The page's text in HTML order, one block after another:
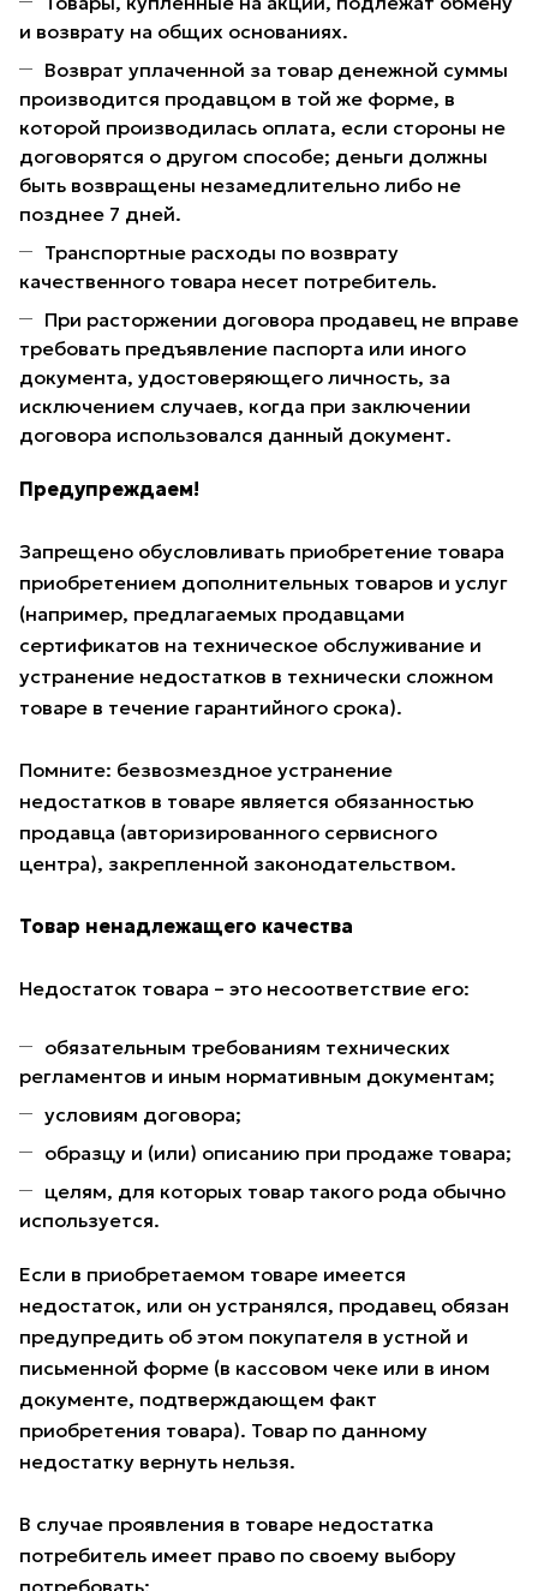
и возврату на общих основаниях.
Возврат уплаченной за товар денежной суммы
производится продавцом в той же форме, в
которой производилась оплата, если стороны не
договорятся о другом способе; деньги должны
быть возвращены незамедлительно либо не
позднее 7 дней.
Транспортные расходы по возврату
качественного товара несет потребитель.
При расторжении договора продавец не вправе
требовать предъявление паспорта или иного
документа, удостоверяющего личность, за
исключением случаев, когда при заключении
договора использовался данный документ.
Предупреждаем!
Запрещено обусловливать приобретение товара
приобретением дополнительных товаров и услуг
(например, предлагаемых продавцами
сертификатов на техническое обслуживание и
устранение недостатков в технически сложном
товаре в течение гарантийного срока).
Помните: безвозмездное устранение
недостатков в товаре является обязанностью
продавца (авторизированного сервисного
центра), закрепленной законодательством.
Товар ненадлежащего качества
Недостаток товара – это несоответствие его:
обязательным требованиям технических
регламентов и иным нормативным документам;
условиям договора;
образцу и (или) описанию при продаже товара;
целям, для которых товар такого рода обычно
используется.
Если в приобретаемом товаре имеется
недостаток, или он устранялся, продавец обязан
предупредить об этом покупателя в устной и
письменной форме (в кассовом чеке или в ином
документе, подтверждающем факт
приобретения товара). Товар по данному
недостатку вернуть нельзя.
В случае проявления в товаре недостатка
потребитель имеет право по своему выбору